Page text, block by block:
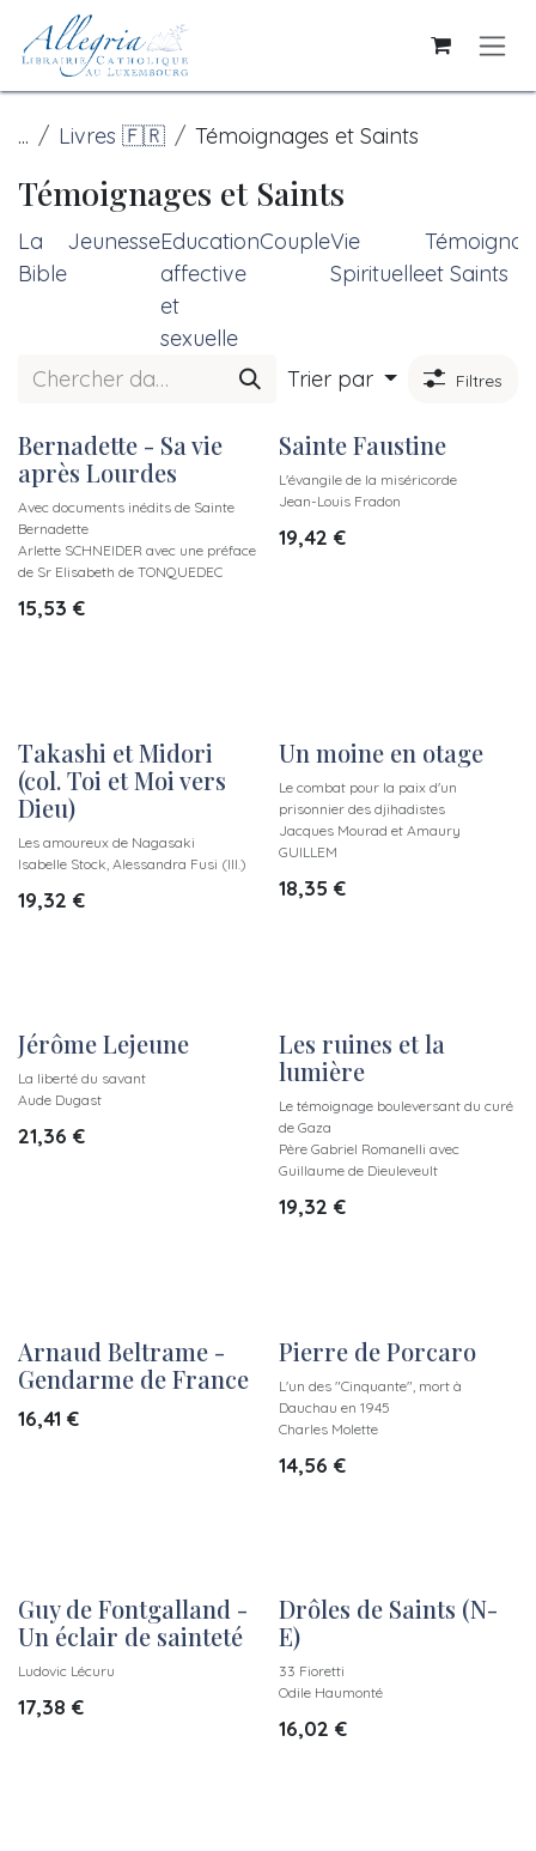
Se rendre au contenu
... Livres 🇫🇷 Témoignages et Saints
Témoignages et Saints
La
Bible
JeunesseEducation
affective
et
sexuelle
CoupleVie
Spirituelleet Saints
Trier par Filtres
Nouveau !
Bernadette - Sa vie
après Lourdes
Avec documents inédits de Sainte
Bernadette
Arlette SCHNEIDER avec une préface
de Sr Elisabeth de TONQUEDEC
15,53 €
Sainte Faustine
L'évangile de la miséricorde
Jean-Louis Fradon
19,42 €
Takashi et Midori
(col. Toi et Moi vers
Dieu)
Les amoureux de Nagasaki
Isabelle Stock, Alessandra Fusi (Ill.)
19,32 €
Un moine en otage
Le combat pour la paix d'un
prisonnier des djihadistes
Jacques Mourad et Amaury
GUILLEM
18,35 €
Jérôme Lejeune
La liberté du savant
Aude Dugast
21,36 €
Les ruines et la
lumière
Le témoignage bouleversant du curé
de Gaza
Père Gabriel Romanelli avec
Guillaume de Dieuleveult
19,32 €
Arnaud Beltrame -
Gendarme de France
16,41 €
Pierre de Porcaro
L'un des "Cinquante", mort à
Dauchau en 1945
Charles Molette
14,56 €
Guy de Fontgalland -
Un éclair de sainteté
Ludovic Lécuru
17,38 €
Drôles de Saints (N-
E)
33 Fioretti
Odile Haumonté
16,02 €